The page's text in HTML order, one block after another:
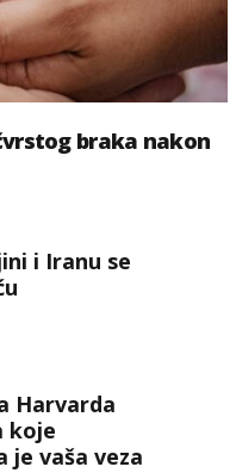
braka nakon
i Iranu se
Harvarda
koje
je vaša veza